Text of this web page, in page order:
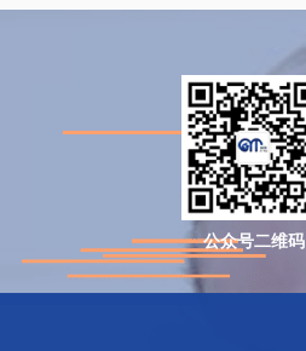
公众号二维码